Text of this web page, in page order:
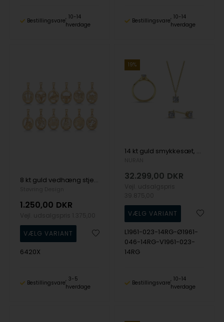
Bestillingsvare
10-14
hverdage
Bestillingsvare
10-14
hverdage
8 kt guld vedhæng stjernetegn med blank overflade fra Støvring Design
1.250,00 DKR
6420X
Bestillingsvare
3-5
hverdage
19%
14 kt guld smykkesæt, The One serien fra Nuran med ialt 0,92 ct Diamant
32.299,00 DKR
L1961-023-14RG-Ø1961-
046-14RG-V1961-023-
14RG
Bestillingsvare
10-14
hverdage